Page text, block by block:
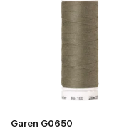
Garen G0650